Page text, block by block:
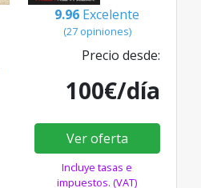
9.96 Excelente
(27 opiniones)
Precio desde:
100€/día
Ver oferta
Incluye tasas e
impuestos. (VAT)